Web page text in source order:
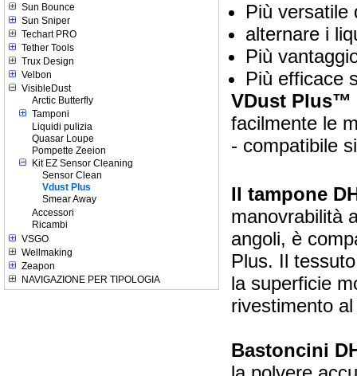
Sun Bounce
Sun Sniper
Techart PRO
Tether Tools
Trux Design
Velbon
VisibleDust
Arctic Butterfly
Tamponi
Liquidi pulizia
Quasar Loupe
Pompette Zeeion
Kit EZ Sensor Cleaning
Sensor Clean
Vdust Plus
Smear Away
Accessori
Ricambi
VSGO
Wellmaking
Zeapon
NAVIGAZIONE PER TIPOLOGIA
Più versatile
alternare i
Più
Più efficace
VDust Plus™
facilmente le
- compatibile
Il tampone
manovrabilità
angoli, è
Plus. Il
la superficie
rivestimento
Bastoncini